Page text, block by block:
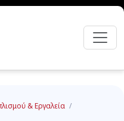
& Εργαλεία /